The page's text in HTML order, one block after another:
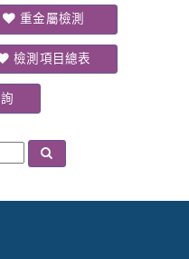
重金屬檢測
檢測項目總表